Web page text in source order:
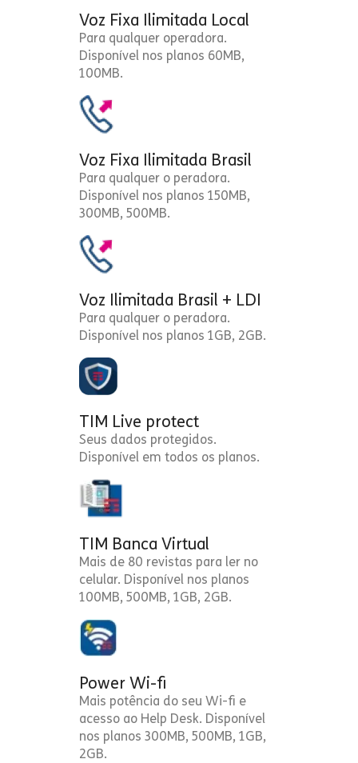
Voz Fixa Ilimitada Local
Para qualquer operadora.
Disponível nos planos 60MB,
100MB.
Voz Fixa Ilimitada Brasil
Para qualquer o peradora.
Disponível nos planos 150MB,
300MB, 500MB.
Voz Ilimitada Brasil + LDI
Para qualquer o peradora.
Disponível nos planos 1GB, 2GB.
TIM Live protect
Seus dados protegidos.
Disponível em todos os planos.
TIM Banca Virtual
Mais de 80 revistas para ler no
celular. Disponível nos planos
100MB, 500MB, 1GB, 2GB.
Power Wi-fi
Mais potência do seu Wi-fi e
acesso ao Help Desk. Disponível
nos planos 300MB, 500MB, 1GB,
2GB.